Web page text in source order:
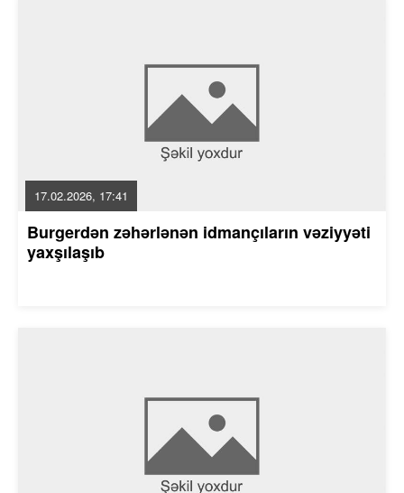
17.02.2026, 17:41
Burgerdən zəhərlənən idmançıların vəziyyəti
yaxşılaşıb